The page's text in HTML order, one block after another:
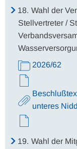
18. Wahl der
Stellvertreter /
2026/62
unteres
19. Wahl der